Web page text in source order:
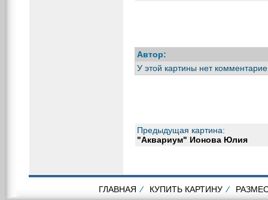
Автор:
У этой картины нет
Предыдущая картина:
"Аквариум" Ионова Юлия
ГЛАВНАЯ ⁄ КУПИТЬ КАРТИНУ⁄